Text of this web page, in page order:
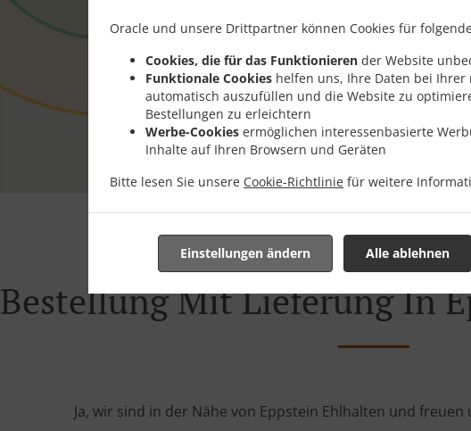
Oracle und unsere Drittpartner können Cookies für
Cookies, die für das Funktionieren der Website
Funktionale Cookies helfen uns, Ihre Daten bei Ihrer
automatisch auszufüllen und die Website zu
Bestellungen zu erleichtern
Werbe-Cookies ermöglichen interessenbasierte
Inhalte auf Ihren Browsern und Geräten
Bitte lesen Sie unsere Cookie-Richtlinie für weitere
Alle ablehnen
Einstellungen ändern
Bestellung Mit Lieferung In
Ja, wir sind in der Nähe von Eppstein Ehlhalten und